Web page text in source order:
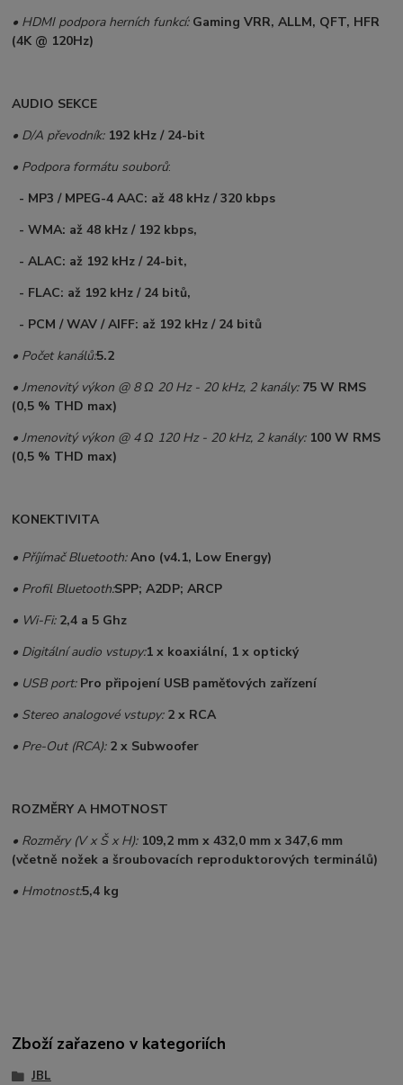
• HDMI podpora herních funkcí: Gaming VRR, ALLM, QFT, HFR
(4K @ 120Hz)
AUDIO SEKCE
• D/A převodník:192 kHz / 24-bit
• Podpora formátu souborů:
- MP3 / MPEG-4 AAC: až 48 kHz / 320 kbps
- WMA: až 48 kHz / 192 kbps,
- ALAC: až 192 kHz / 24-bit,
- FLAC: až 192 kHz / 24 bitů,
- PCM / WAV / AIFF: až 192 kHz / 24 bitů
• Počet kanálů:5.2
• Jmenovitý výkon @ 8 Ω 20 Hz - 20 kHz, 2 kanály:75 W RMS
(0,5 % THD max)
• Jmenovitý výkon @ 4 Ω 120 Hz - 20 kHz, 2 kanály: 100 W RMS
(0,5 % THD max)
KONEKTIVITA
• Příjímač Bluetooth:Ano (v4.1, Low Energy)
• Profil Bluetooth:SPP; A2DP; ARCP
• Wi-Fi:2,4 a 5 Ghz
• Digitální audio vstupy:1 x koaxiální, 1 x optický
• USB port: Pro připojení USB paměťových zařízení
• Stereo analogové vstupy:2 x RCA
• Pre-Out (RCA):2 x Subwoofer
ROZMĚRY A HMOTNOST
• Rozměry (V x Š x H):109,2 mm x 432,0 mm x 347,6 mm
(včetně nožek a šroubovacích reproduktorových terminálů)
• Hmotnost:5,4 kg
Zboží zařazeno v kategoriích
JBL